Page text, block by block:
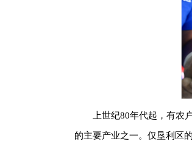
上世纪80年代起，有
的主要产业之一。仅垦利区